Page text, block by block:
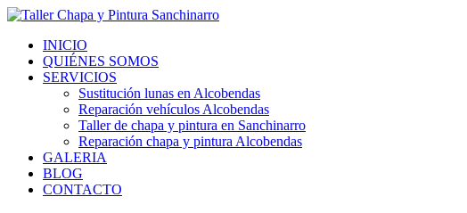
Ir
contenidoINICIO
QUIÉNES SOMOS
SERVICIOS
Sustitución lunas en Alcobendas
Reparación vehículos Alcobendas
Taller de chapa y pintura en Sanchinarro
Reparación chapa y pintura Alcobendas
GALERIA
BLOG
CONTACTO